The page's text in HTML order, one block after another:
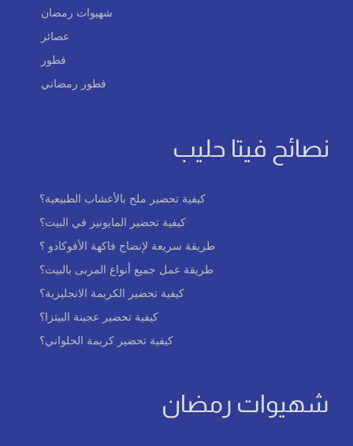
شهيوات رمضان
عصائر
فطور
فطور رمضاني
نصائح فيتا حليب
كيفية تحضير ملح بالأعشاب الطبيعية؟
كيفية تحضير المايونيز في البيت؟
طريقة سريعة لإنضاج فاكهة الأفوكادو ؟
طريقة عمل جميع أنواع المربى بالبيت؟
كيفية تحضير الكريمة الانجليزية؟
كيفية تحضير عجينة البيتزا؟
كيفية تحضير كريمة الحلواني؟
شهيوات رمضان